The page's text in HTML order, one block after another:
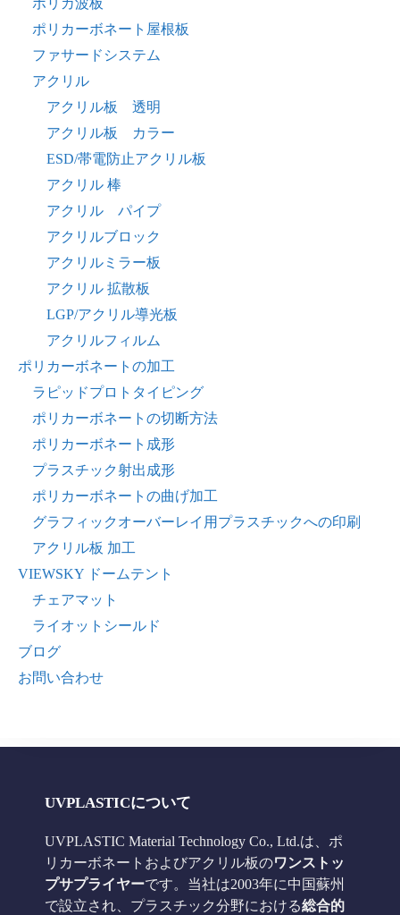
ポリカ波板
ポリカーボネート屋根板
ファサードシステム
アクリル
アクリル板 透明
アクリル板 カラー
ESD/帯電防止アクリル板
アクリル 棒
アクリル パイプ
アクリルブロック
アクリルミラー板
アクリル 拡散板
LGP/アクリル導光板
アクリルフィルム
ポリカーボネートの加工
ラピッドプロトタイピング
ポリカーボネートの切断方法
ポリカーボネート成形
プラスチック射出成形
ポリカーボネートの曲げ加工
グラフィックオーバーレイ用プラスチックへの印刷
アクリル板 加工
VIEWSKY ドームテント
チェアマット
ライオットシールド
ブログ
お問い合わせ
UVPLASTICについて
UVPLASTIC Material Technology Co., Ltd.は、ポ
リカーボネートおよびアクリル板のワンストッ
プサプライヤーです。当社は2003年に中国蘇州
で設立され、プラスチック分野における総合的